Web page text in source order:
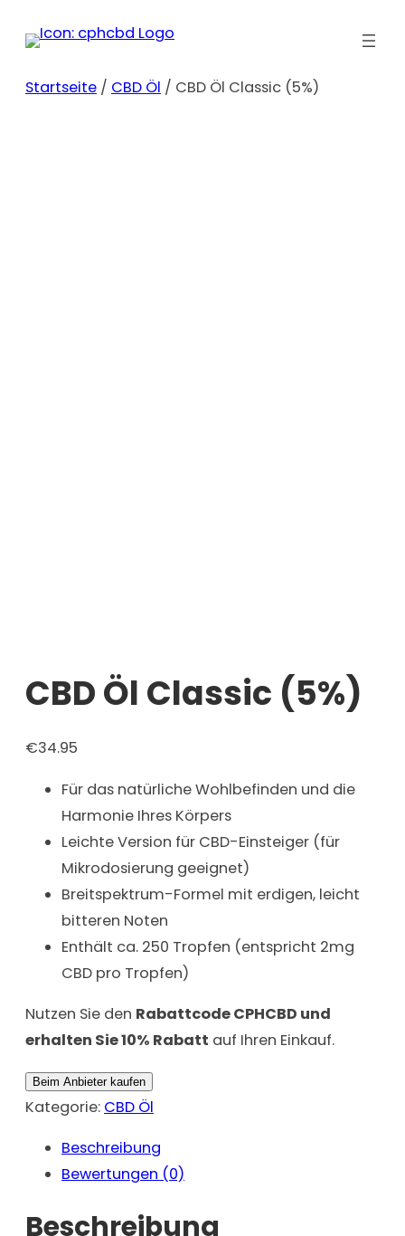
Inhalt
Startseite / CBD Öl / CBD Öl Classic (5%)
CBD Öl Classic (5%)
€34.95
Für das natürliche Wohlbefinden und die
Harmonie Ihres Körpers
Leichte Version für CBD-Einsteiger (für
Mikrodosierung geeignet)
Breitspektrum-Formel mit erdigen, leicht
bitteren Noten
Enthält ca. 250 Tropfen (entspricht 2mg
CBD pro Tropfen)
Nutzen Sie den Rabattcode CPHCBD und
erhalten Sie 10% Rabatt auf Ihren Einkauf.
Beim Anbieter kaufen
Kategorie: CBD Öl
Beschreibung
Bewertungen (0)
Beschreibung